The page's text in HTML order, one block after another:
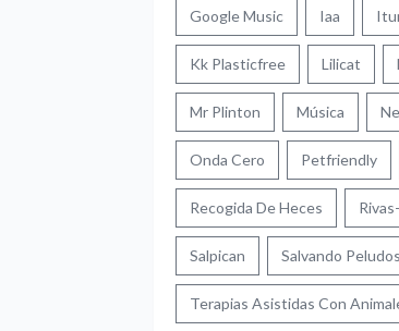
Google Music Iaa
Kk Plasticfree Lilicat
Mr Plinton Música
Onda Cero Petfriendly
Recogida De Heces
Salpican Salvando Peludos
Terapias Asistidas Con